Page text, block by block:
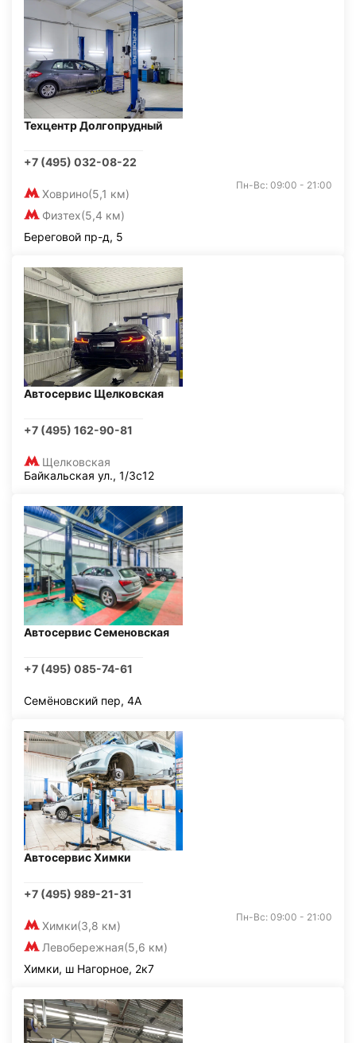
Техцентр Долгопрудный
+7 (495) 032-08-22
Ховрино(5,1 км)
Физтех(5,4 км)
Пн-Вс: 09:00 - 21:00
Береговой пр-д, 5
Автосервис Щелковская
+7 (495) 162-90-81
Щелковская
Байкальская ул., 1/3с12
Автосервис Семеновская
+7 (495) 085-74-61
Семёновский пер, 4А
Автосервис Химки
+7 (495) 989-21-31
Химки(3,8 км)
Левобережная(5,6 км)
Пн-Вс: 09:00 - 21:00
Химки, ш Нагорное, 2к7